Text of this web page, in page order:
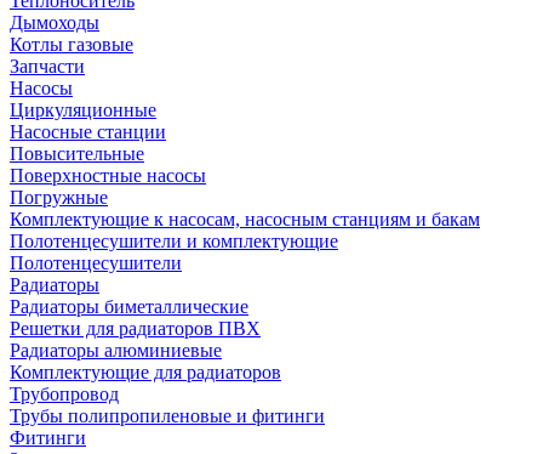
Дымоходы
Котлы газовые
Запчасти
Насосы
Циркуляционные
Насосные станции
Повысительные
Поверхностные насосы
Погружные
Комплектующие к насосам, насосным станциям и бакам
Полотенцесушители и комплектующие
Полотенцесушители
Радиаторы
Радиаторы биметаллические
Решетки для радиаторов ПВХ
Радиаторы алюминиевые
Комплектующие для радиаторов
Трубопровод
Трубы полипропиленовые и фитинги
Фитинги